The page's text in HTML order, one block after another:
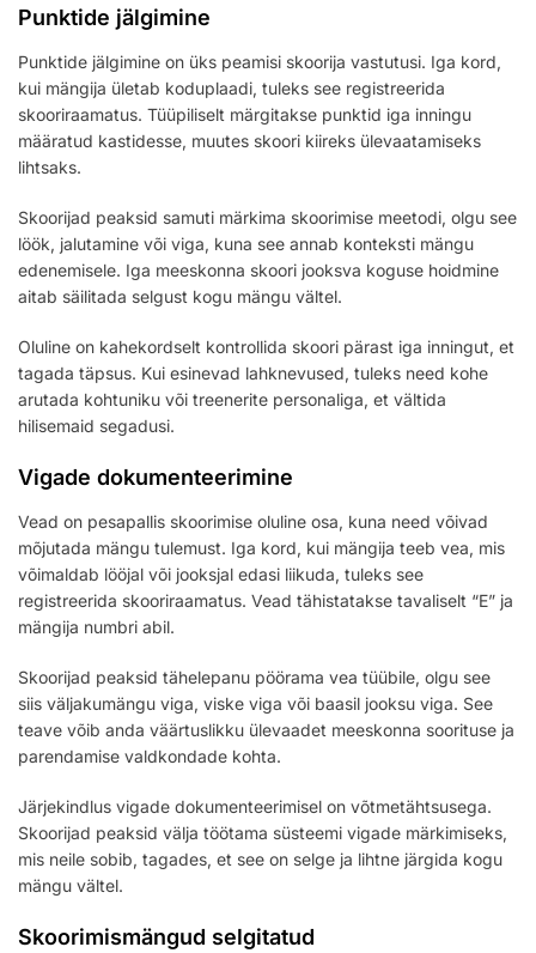
Punktide jälgimine
Punktide jälgimine on üks peamisi skoorija vastutusi. Iga kord,
kui mängija ületab koduplaadi, tuleks see registreerida
skooriraamatus. Tüüpiliselt märgitakse punktid iga inningu
määratud kastidesse, muutes skoori kiireks ülevaatamiseks
lihtsaks.
Skoorijad peaksid samuti märkima skoorimise meetodi, olgu see
löök, jalutamine või viga, kuna see annab konteksti mängu
edenemisele. Iga meeskonna skoori jooksva koguse hoidmine
aitab säilitada selgust kogu mängu vältel.
Oluline on kahekordselt kontrollida skoori pärast iga inningut, et
tagada täpsus. Kui esinevad lahknevused, tuleks need kohe
arutada kohtuniku või treenerite personaliga, et vältida
hilisemaid segadusi.
Vigade dokumenteerimine
Vead on pesapallis skoorimise oluline osa, kuna need võivad
mõjutada mängu tulemust. Iga kord, kui mängija teeb vea, mis
võimaldab lööjal või jooksjal edasi liikuda, tuleks see
registreerida skooriraamatus. Vead tähistatakse tavaliselt “E” ja
mängija numbri abil.
Skoorijad peaksid tähelepanu pöörama vea tüübile, olgu see
siis väljakumängu viga, viske viga või baasil jooksu viga. See
teave võib anda väärtuslikku ülevaadet meeskonna soorituse ja
parendamise valdkondade kohta.
Järjekindlus vigade dokumenteerimisel on võtmetähtsusega.
Skoorijad peaksid välja töötama süsteemi vigade märkimiseks,
mis neile sobib, tagades, et see on selge ja lihtne järgida kogu
mängu vältel.
Skoorimismängud selgitatud